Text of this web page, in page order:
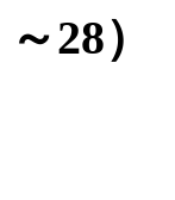
～28）